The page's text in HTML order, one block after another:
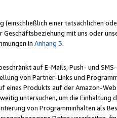
einer tatsächlichen
mit uns oder
in Anhang 3.
auf E-Mails, Push- und
von Partner-Links und
eines Produkts auf der Amazon-
untersuchen, um die Einhaltung
von Programminhalten als